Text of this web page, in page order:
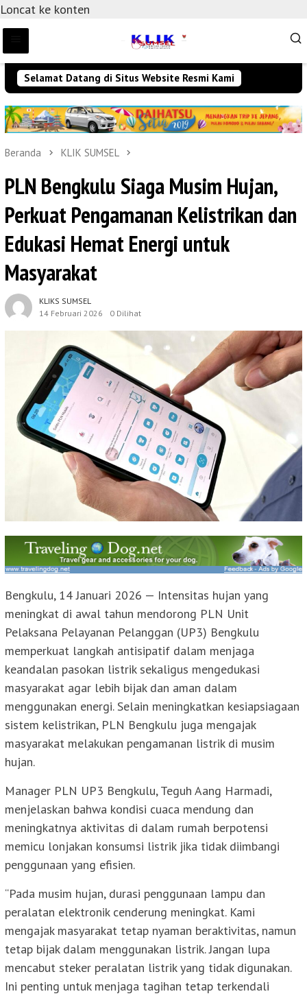
Loncat ke konten
Selamat Datang di Situs Website Resmi Kami
Beranda KLIK SUMSEL
PLN Bengkulu Siaga Musim Hujan,
Perkuat Pengamanan Kelistrikan dan
Edukasi Hemat Energi untuk
Masyarakat
KLIKS SUMSEL
14 Februari 2026
0 Dilihat
Bengkulu, 14 Januari 2026 — Intensitas hujan yang
meningkat di awal tahun mendorong PLN Unit
Pelaksana Pelayanan Pelanggan (UP3) Bengkulu
memperkuat langkah antisipatif dalam menjaga
keandalan pasokan listrik sekaligus mengedukasi
masyarakat agar lebih bijak dan aman dalam
menggunakan energi. Selain meningkatkan kesiapsiagaan
sistem kelistrikan, PLN Bengkulu juga mengajak
masyarakat melakukan pengamanan listrik di musim
hujan.
Manager PLN UP3 Bengkulu, Teguh Aang Harmadi,
menjelaskan bahwa kondisi cuaca mendung dan
meningkatnya aktivitas di dalam rumah berpotensi
memicu lonjakan konsumsi listrik jika tidak diimbangi
penggunaan yang efisien.
“Pada musim hujan, durasi penggunaan lampu dan
peralatan elektronik cenderung meningkat. Kami
mengajak masyarakat tetap nyaman beraktivitas, namun
tetap bijak dalam menggunakan listrik. Jangan lupa
mencabut steker peralatan listrik yang tidak digunakan.
Ini penting untuk menjaga tagihan tetap terkendali